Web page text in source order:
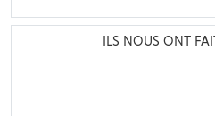
ILS NOUS ONT